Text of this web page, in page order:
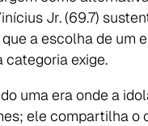
Jr. (69.7)
a escolha de um
categoria exige.
uma era onde a
ele compartilha o